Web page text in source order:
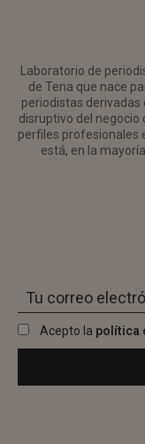
Laboratorio de
de Tena que nace
periodistas
disruptivo del negocio
perfiles profesionales
está, en la
Acepto la política